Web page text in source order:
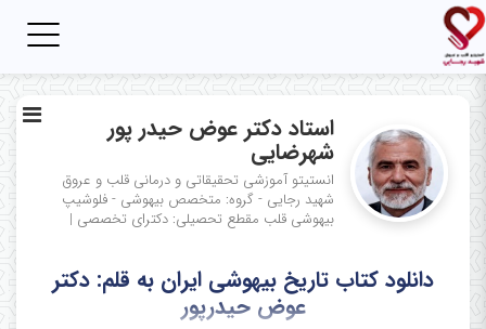
استاد دکتر عوض حیدر پور
شهرضایی
انستیتو آموزشی تحقیقاتی و درمانی قلب و عروق
شهید رجایی - گروه: متخصص بیهوشی - فلوشیپ
بیهوشی قلب مقطع تحصیلی: دکترای تخصصی |
دانلود کتاب تاریخ بیهوشی ایران به قلم: دکتر
عوض حیدرپور